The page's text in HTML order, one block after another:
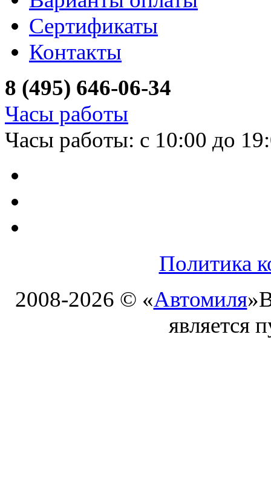
Сертификаты
Контакты
8 (495) 646-06-34
Часы работы
Часы работы: с 10:00 до
Политика
2008-2026 © «Автомиля»
является